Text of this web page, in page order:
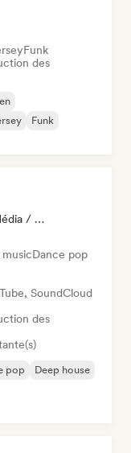
Funk
des
Funk
Chaîne Youtube / Twitch, Média / Journaliste, Playlist, Spécialiste Son
Dance pop
SoundCloud
des
pop
Deep house